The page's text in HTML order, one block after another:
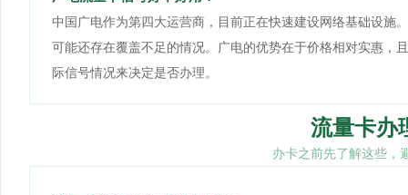
中国广电作为第四大运营商，目前正在快速建设网络基础设施
可能还存在覆盖不足的情况。广电的优势在于价格相对实惠，
际信号情况来决定是否办理。
流量卡办
办卡之前先了解这些，